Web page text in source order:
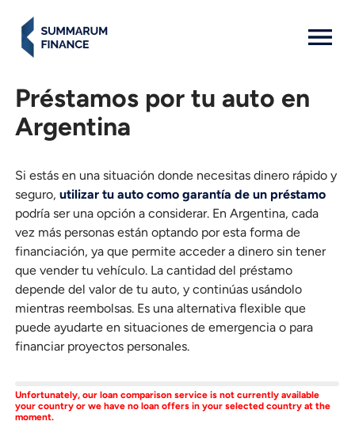
Préstamos por tu auto en
Argentina
Si estás en una situación donde necesitas dinero rápido y
seguro,utilizar tu auto como garantía de un préstamo
podría ser una opción a considerar. En Argentina, cada
vez más personas están optando por esta forma de
financiación, ya que permite acceder a dinero sin tener
que vender tu vehículo. La cantidad del préstamo
depende del valor de tu auto, y continúas usándolo
mientras reembolsas. Es una alternativa flexible que
puede ayudarte en situaciones de emergencia o para
financiar proyectos personales.
Unfortunately, our loan comparison service is not currently available
your country or we have no loan offers in your selected country at the
moment.